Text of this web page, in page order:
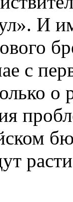
И
с
о